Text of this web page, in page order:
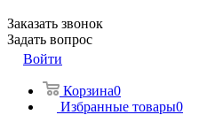
Заказать звонок
Задать вопрос
Войти
Корзина0
Избранные товары0